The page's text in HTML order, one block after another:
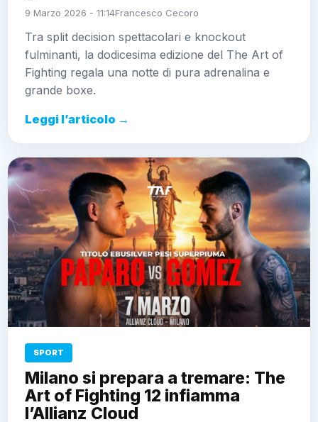
9 Marzo 2026 - 11:14Francesco Cecoro
Tra split decision spettacolari e knockout
fulminanti, la dodicesima edizione del The Art of
Fighting regala una notte di pura adrenalina e
grande boxe.
Leggi l’articolo →
SPORT
Milano si prepara a tremare: The
Art of Fighting 12 infiamma
l’Allianz Cloud